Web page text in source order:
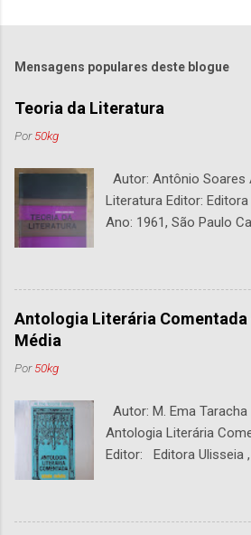
Mensagens populares deste blogue
Teoria da Literatura
Por50kg
Autor: Antônio Soares
Literatura Editor:
Ano: 1961, São Paulo
Antologia Literária Comentada
Média
Por50kg
Autor: M. Ema
Antologia Literária
Editor: Editora Ulisseia ,
Com alguns
Com 252 páginas.